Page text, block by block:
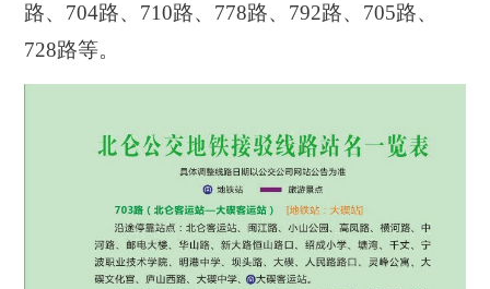
路、704路、710路、778路、792路、705路、
728路等。